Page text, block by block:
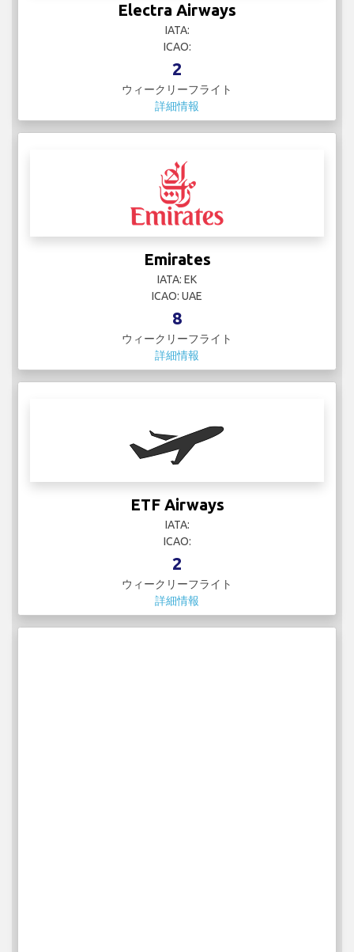
Electra Airways
IATA:
ICAO:
2
ウィークリーフライト
詳細情報
Emirates
IATA: EK
ICAO: UAE
8
ウィークリーフライト
詳細情報
ETF Airways
IATA:
ICAO:
2
ウィークリーフライト
詳細情報